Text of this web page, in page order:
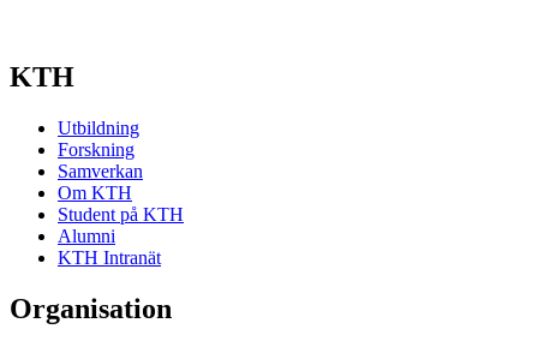
KTH
Utbildning
Forskning
Samverkan
Om KTH
Student på KTH
Alumni
KTH Intranät
Organisation